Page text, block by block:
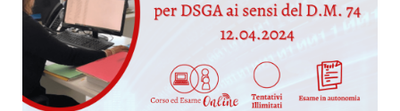
LEGISLAZIONE
SCOLASTICA E RUOLO
DEI DSGA
DIGITALE CIAD - AICA
ICDL TEST DI
CONFORMITÀ